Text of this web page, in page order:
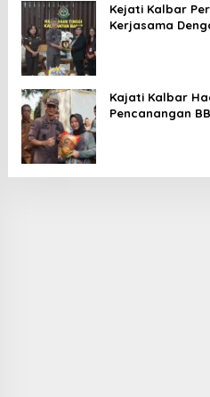
Kejati Kalbar
Kerjasama
Kajati Kalbar
Pencanangan